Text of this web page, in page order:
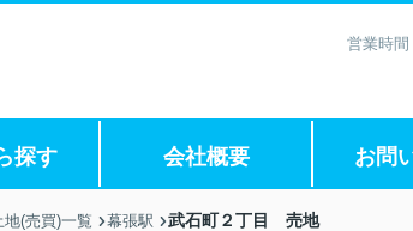
営業時
探す 会社概要 お問
(売買)一覧 幕張駅 武石町２丁目 売地